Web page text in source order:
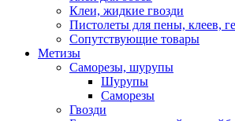
Клеи, жидкие гвозди
Пистолеты для пены, клеев,
Сопутствующие товары
Метизы
Саморезы, шурупы
Шурупы
Саморезы
Гвозди